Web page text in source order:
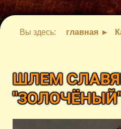
Вы здесь: главная
ШЛЕМ